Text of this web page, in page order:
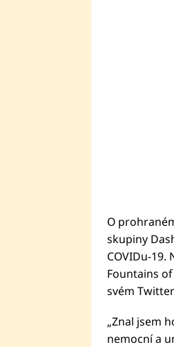
O
skupiny
COVIDu-
Fountains
svém
„Znal jsem
nemocní a